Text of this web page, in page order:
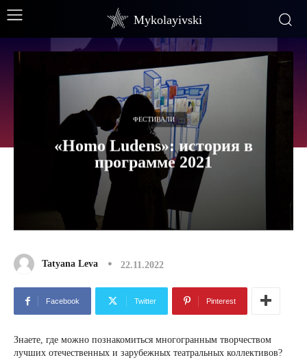
Mykolayivski
ФЕСТИВАЛИ
«Homo Ludens»: история в
программе 2021
Tatyana Leva 22.11.2022
Facebook Twitter Pinterest
Знаете, где можно познакомиться многогранным творчеством
лучших отечественных и зарубежных театральных коллективов?